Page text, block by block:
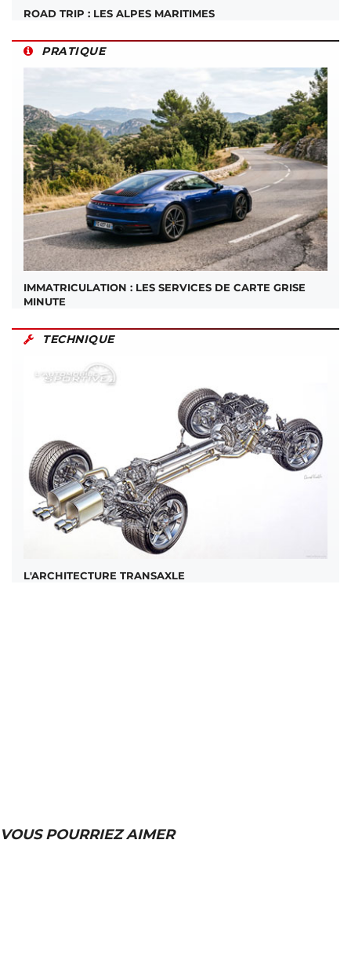
ROAD TRIP : LES ALPES MARITIMES
PRATIQUE
IMMATRICULATION : LES SERVICES DE CARTE GRISE
MINUTE
TECHNIQUE
L'ARCHITECTURE TRANSAXLE
VOUS POURRIEZ AIMER